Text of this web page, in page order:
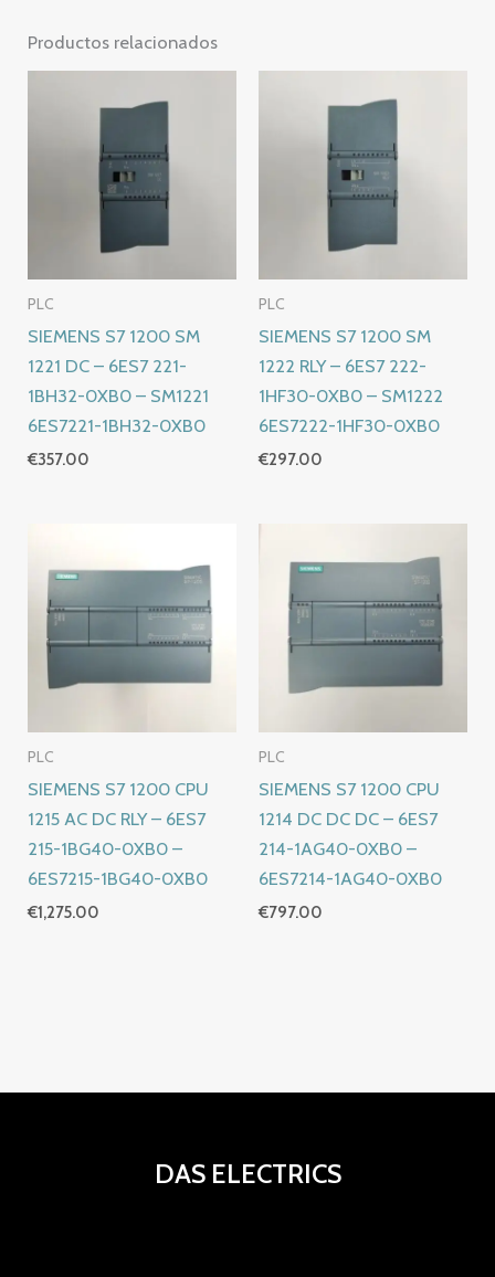
Productos relacionados
PLC
SIEMENS S7 1200 SM
1221 DC – 6ES7 221-
1BH32-0XB0 – SM1221
6ES7221-1BH32-0XB0
€357.00
PLC
SIEMENS S7 1200 SM
1222 RLY – 6ES7 222-
1HF30-0XB0 – SM1222
6ES7222-1HF30-0XB0
€297.00
PLC
SIEMENS S7 1200 CPU
1215 AC DC RLY – 6ES7
215-1BG40-0XB0 –
6ES7215-1BG40-0XB0
€1,275.00
PLC
SIEMENS S7 1200 CPU
1214 DC DC DC – 6ES7
214-1AG40-0XB0 –
6ES7214-1AG40-0XB0
€797.00
DAS ELECTRICS